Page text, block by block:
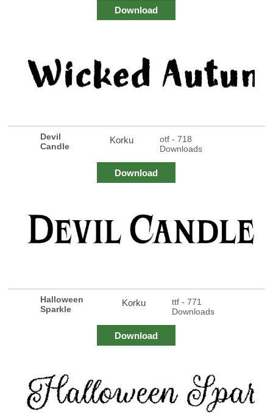
Download
Devil
Candle
Korku
otf - 718
Downloads
Download
Halloween
Sparkle
Korku
ttf - 771
Downloads
Download